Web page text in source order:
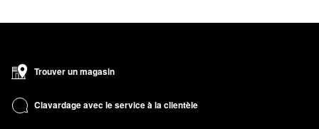
Trouver un magasin
Clavardage avec le service à la clientèle